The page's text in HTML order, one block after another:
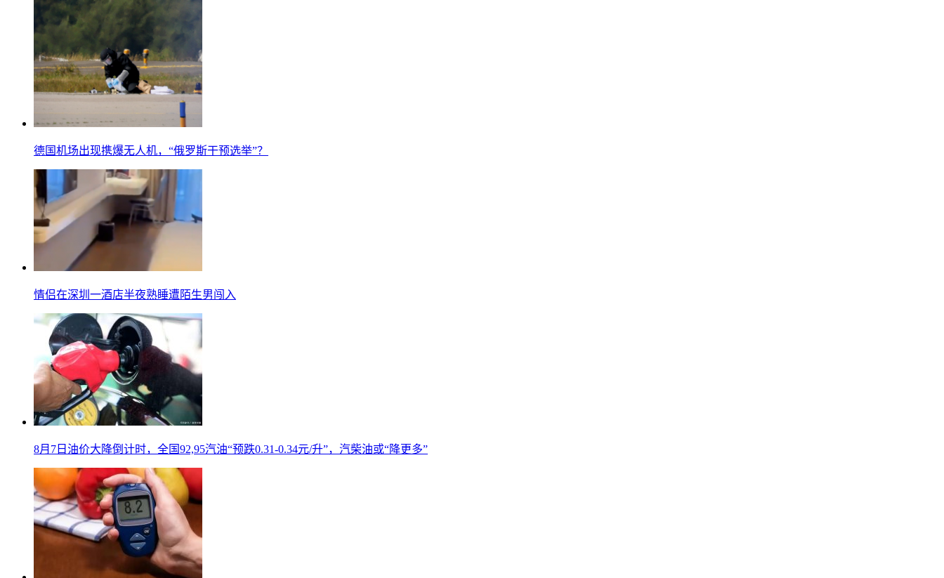
德国机场出现携爆无人机，“俄罗斯干预选举”？
情侣在深圳一酒店半夜熟睡遭陌生男闯入
8月7日油价大降倒计时，全国92,95汽油“预跌0.31-0.34元/升”，汽柴油或“降更多”